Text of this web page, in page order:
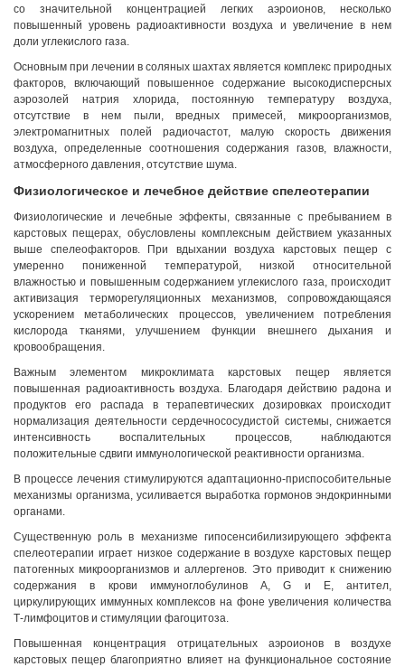
со значительной концентрацией легких аэроионов, несколько
повышенный уровень радиоактивности воздуха и увеличение в нем
доли углекислого газа.
Основным при лечении в соляных шахтах является комплекс природных
факторов, включающий повышенное содержание высокодисперсных
аэрозолей натрия хлорида, постоянную температуру воздуха,
отсутствие в нем пыли, вредных примесей, микроорганизмов,
электромагнитных полей радиочастот, малую скорость движения
воздуха, определенные соотношения содержания газов, влажности,
атмосферного давления, отсутствие шума.
Физиологическое и лечебное действие спелеотерапии
Физиологические и лечебные эффекты, связанные с пребыванием в
карстовых пещерах, обусловлены комплексным действием указанных
выше спелеофакторов. При вдыхании воздуха карстовых пещер с
умеренно пониженной температурой, низкой относительной
влажностью и повышенным содержанием углекислого газа, происходит
активизация терморегуляционных механизмов, сопровождающаяся
ускорением метаболических процессов, увеличением потребления
кислорода тканями, улучшением функции внешнего дыхания и
кровообращения.
Важным элементом микроклимата карстовых пещер является
повышенная радиоактивность воздуха. Благодаря действию радона и
продуктов его распада в терапевтических дозировках происходит
нормализация деятельности сердечнососудистой системы, снижается
интенсивность воспалительных процессов, наблюдаются
положительные сдвиги иммунологической реактивности организма.
В процессе лечения стимулируются адаптационно-приспособительные
механизмы организма, усиливается выработка гормонов эндокринными
органами.
Существенную роль в механизме гипосенсибилизирующего эффекта
спелеотерапии играет низкое содержание в воздухе карстовых пещер
патогенных микроорганизмов и аллергенов. Это приводит к снижению
содержания в крови иммуноглобулинов A, G и Е, антител,
циркулирующих иммунных комплексов на фоне увеличения количества
Т-лимфоцитов и стимуляции фагоцитоза.
Повышенная концентрация отрицательных аэроионов в воздухе
карстовых пещер благоприятно влияет на функциональное состояние